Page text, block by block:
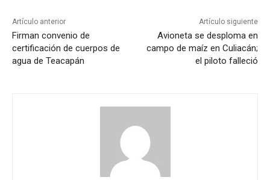
Artículo anterior
Firman convenio de
certificación de cuerpos de
agua de Teacapán
Artículo siguiente
Avioneta se desploma en
campo de maíz en Culiacán;
el piloto falleció